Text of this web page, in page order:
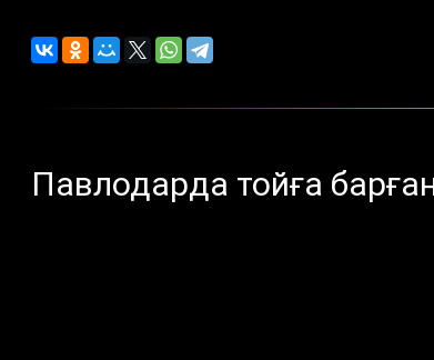
Павлодарда тойға